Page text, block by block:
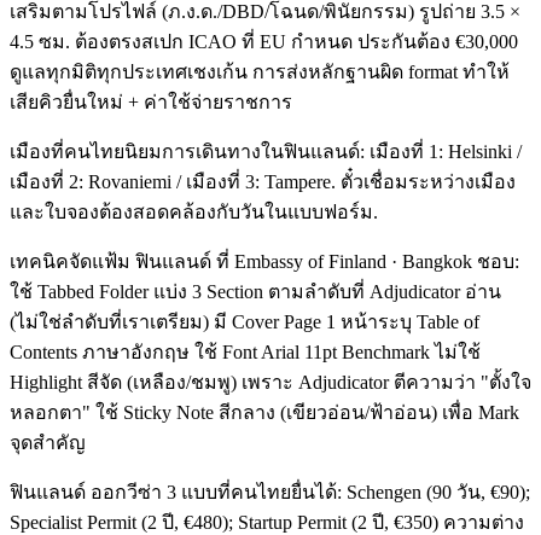
เสริมตามโปรไฟล์ (ภ.ง.ด./DBD/โฉนด/พินัยกรรม) รูปถ่าย 3.5 ×
4.5 ซม. ต้องตรงสเปก ICAO ที่ EU กำหนด ประกันต้อง €30,000
ดูแลทุกมิติทุกประเทศเชงเก้น การส่งหลักฐานผิด format ทำให้
เสียคิวยื่นใหม่ + ค่าใช้จ่ายราชการ
เมืองที่คนไทยนิยมการเดินทางในฟินแลนด์: เมืองที่ 1: Helsinki /
เมืองที่ 2: Rovaniemi / เมืองที่ 3: Tampere. ตั๋วเชื่อมระหว่างเมือง
และใบจองต้องสอดคล้องกับวันในแบบฟอร์ม.
เทคนิคจัดแฟ้ม ฟินแลนด์ ที่ Embassy of Finland · Bangkok ชอบ:
ใช้ Tabbed Folder แบ่ง 3 Section ตามลำดับที่ Adjudicator อ่าน
(ไม่ใช่ลำดับที่เราเตรียม) มี Cover Page 1 หน้าระบุ Table of
Contents ภาษาอังกฤษ ใช้ Font Arial 11pt Benchmark ไม่ใช้
Highlight สีจัด (เหลือง/ชมพู) เพราะ Adjudicator ตีความว่า "ตั้งใจ
หลอกตา" ใช้ Sticky Note สีกลาง (เขียวอ่อน/ฟ้าอ่อน) เพื่อ Mark
จุดสำคัญ
ฟินแลนด์ ออกวีซ่า 3 แบบที่คนไทยยื่นได้: Schengen (90 วัน, €90);
Specialist Permit (2 ปี, €480); Startup Permit (2 ปี, €350) ความต่าง